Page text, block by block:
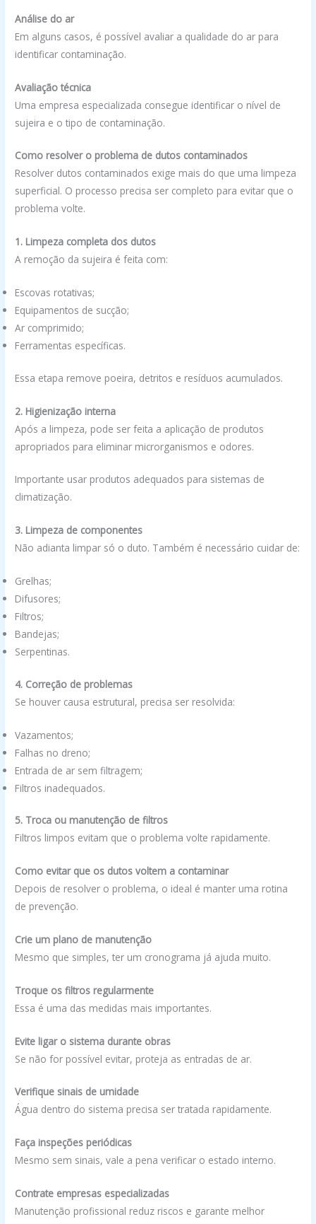
Análise do ar
Em alguns casos, é possível avaliar a qualidade do ar para
identificar contaminação.
Avaliação técnica
Uma empresa especializada consegue identificar o nível de
sujeira e o tipo de contaminação.
Como resolver o problema de dutos contaminados
Resolver dutos contaminados exige mais do que uma limpeza
superficial. O processo precisa ser completo para evitar que o
problema volte.
1. Limpeza completa dos dutos
A remoção da sujeira é feita com:
Escovas rotativas;
Equipamentos de sucção;
Ar comprimido;
Ferramentas específicas.
Essa etapa remove poeira, detritos e resíduos acumulados.
2. Higienização interna
Após a limpeza, pode ser feita a aplicação de produtos
apropriados para eliminar microrganismos e odores.
Importante usar produtos adequados para sistemas de
climatização.
3. Limpeza de componentes
Não adianta limpar só o duto. Também é necessário cuidar de:
Grelhas;
Difusores;
Filtros;
Bandejas;
Serpentinas.
4. Correção de problemas
Se houver causa estrutural, precisa ser resolvida:
Vazamentos;
Falhas no dreno;
Entrada de ar sem filtragem;
Filtros inadequados.
5. Troca ou manutenção de filtros
Filtros limpos evitam que o problema volte rapidamente.
Como evitar que os dutos voltem a contaminar
Depois de resolver o problema, o ideal é manter uma rotina
de prevenção.
Crie um plano de manutenção
Mesmo que simples, ter um cronograma já ajuda muito.
Troque os filtros regularmente
Essa é uma das medidas mais importantes.
Evite ligar o sistema durante obras
Se não for possível evitar, proteja as entradas de ar.
Verifique sinais de umidade
Água dentro do sistema precisa ser tratada rapidamente.
Faça inspeções periódicas
Mesmo sem sinais, vale a pena verificar o estado interno.
Contrate empresas especializadas
Manutenção profissional reduz riscos e garante melhor